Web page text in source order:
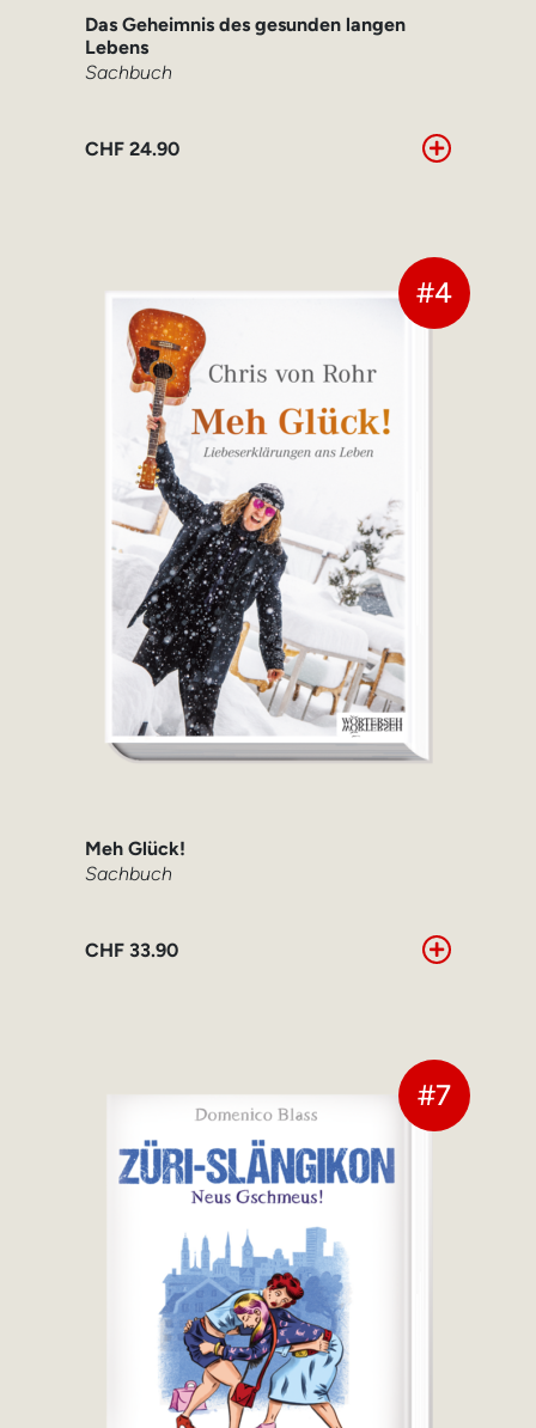
Das Geheimnis des gesunden langen
Lebens
Sachbuch
CHF24.90
#4
Meh Glück!
Sachbuch
CHF33.90
#7